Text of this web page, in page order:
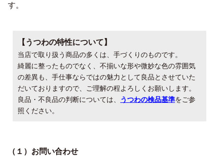
す。
【うつわの特性について】
当店で取り扱う商品の多くは、手づくりのものです。
綺麗に整ったものでなく、不揃いな形や微妙な色の雰囲気
の差異も、手仕事ならではの魅力として良品とさせていた
だいておりますので、ご理解の程よろしくお願いします。
良品・不良品の判断については、
うつわの検品基準をご参
照ください。
（１）お問い合わせ